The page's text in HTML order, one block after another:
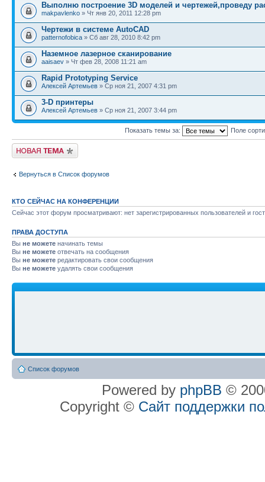
Выполню построение 3D моделей и чертежей,проведу
makpavlenko » Чт янв 20, 2011 12:28 pm
Чертежи в системе AutoCAD
patternofobica » Сб авг 28, 2010 8:42 pm
Наземное лазерное сканирование
aaisaev » Чт фев 28, 2008 11:21 am
Rapid Prototyping Service
Алексей Артемьев » Ср ноя 21, 2007 4:31 pm
3-D принтеры
Алексей Артемьев » Ср ноя 21, 2007 3:44 pm
Показать темы за: Поле
Новая тема
Вернуться в Список форумов
КТО СЕЙЧАС НА КОНФЕРЕНЦИИ
Сейчас этот форум просматривают: нет зарегистрированных пользователей и
ПРАВА ДОСТУПА
Вы не можете начинать темы
Вы не можете отвечать на сообщения
Вы не можете редактировать свои сообщения
Вы не можете удалять свои сообщения
Список форумов
Powered by phpBB ©
Copyright © Сайт поддержки